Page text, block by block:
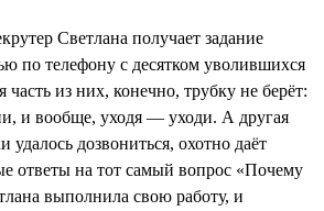
Светлана получает задание
по телефону с десятком уволившихся
часть из них, конечно, трубку не берёт:
и вообще, уходя — уходи. А другая
удалось дозвониться, охотно даёт
ответы на тот самый вопрос «Почему
выполнила свою работу, и